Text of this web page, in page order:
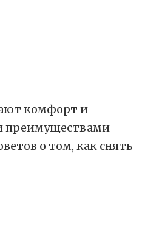
комфорт и
преимуществами
о том, как снять